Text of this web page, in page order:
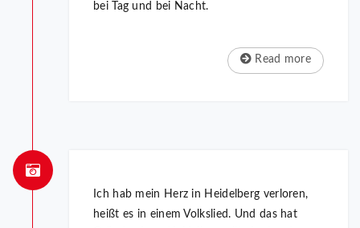
bei Tag und bei Nacht.
Read more
Ich hab mein Herz in Heidelberg verloren,
heißt es in einem Volkslied. Und das hat